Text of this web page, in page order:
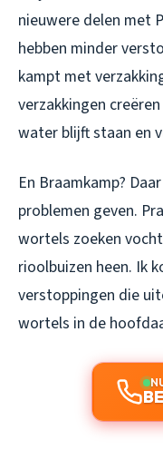
nieuwere delen met
hebben minder
kampt met
verzakkingen
water blijft staan en
En Braamkamp?
problemen geven.
wortels zoeken
rioolbuizen heen. Ik
verstoppingen die
wortels in de